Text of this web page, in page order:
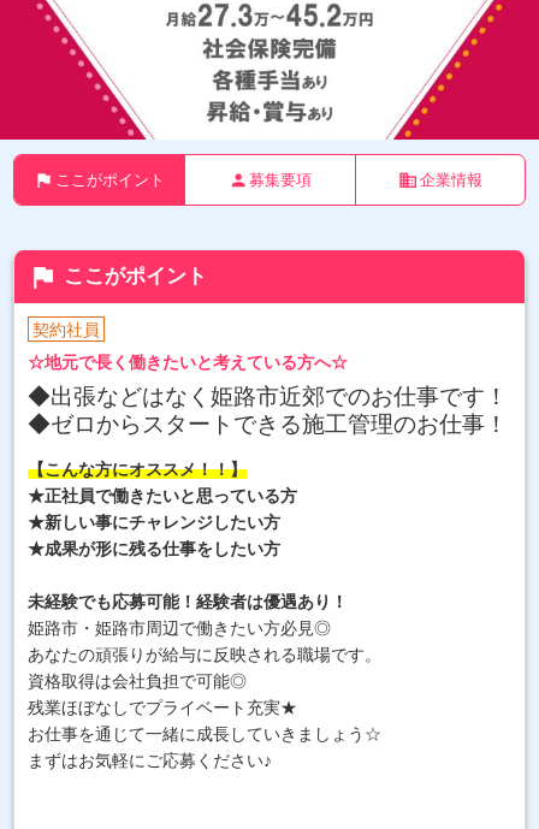
flag ここがポイント person 募集要項 business 企業情報
flag ここがポイント
契約社員
☆地元で長く働きたいと考えている方へ☆
◆出張などはなく姫路市近郊でのお仕事です！
◆ゼロからスタートできる施工管理のお仕事！
【こんな方にオススメ！！】
★正社員で働きたいと思っている方
★新しい事にチャレンジしたい方
★成果が形に残る仕事をしたい方
未経験でも応募可能！経験者は優遇あり！
姫路市・姫路市周辺で働きたい方必見◎
あなたの頑張りが給与に反映される職場です。
資格取得は会社負担で可能◎
残業ほぼなしでプライベート充実★
お仕事を通じて一緒に成長していきましょう☆
まずはお気軽にご応募ください♪